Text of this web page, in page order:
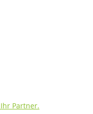
Partner.